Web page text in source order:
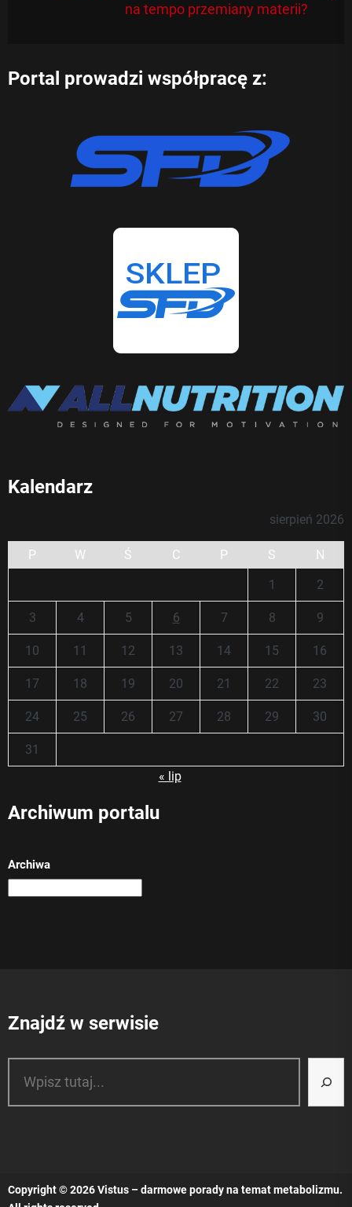
na tempo przemiany materii?
Portal prowadzi współpracę z:
Kalendarz
sierpień 2026
P W Ś C P S
N
1
2
3 4 5 6 7 8 9
10 11 12 13 14 15 16
17 18 19 20 21 22 23
24 25 26 27 28 29 30
31
« lip
Archiwum portalu
Archiwa
Znajdź w serwisie
Copyright © 2026Vistus – darmowe porady na temat metabolizmu.